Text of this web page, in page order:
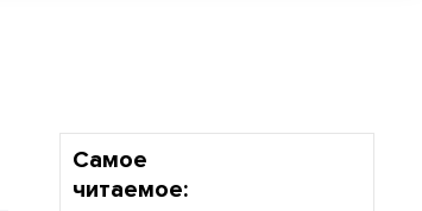
Самое
читаемое: